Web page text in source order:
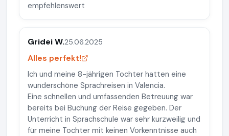
empfehlenswert
Gridei W.25.06.2025
Alles perfekt!
Ich und meine 8-jährigen Tochter hatten eine
wunderschöne Sprachreisen in Valencia.
Eine schnellen und umfassenden Betreuung war
bereits bei Buchung der Reise gegeben. Der
Unterricht in Sprachschule war sehr kurzweilig und
für meine Tochter mit keinen Vorkenntnisse auch